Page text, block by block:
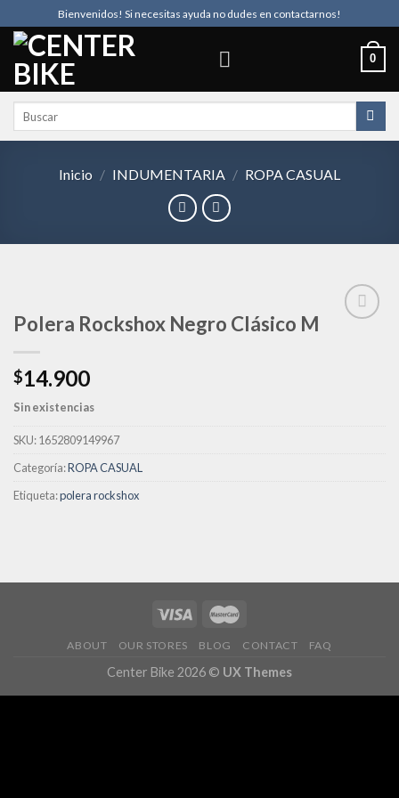
to
content
Bienvenidos! Si necesitas ayuda no dudes en contactarnos!
0
Inicio / INDUMENTARIA / ROPA CASUAL
Polera Rockshox Negro Clásico M
$14.900
Sin existencias
SKU:1652809149967
Categoría:ROPA CASUAL
Etiqueta:polera rockshox
ABOUT OUR STORES BLOG CONTACT FAQ
Center Bike 2026 © UX Themes